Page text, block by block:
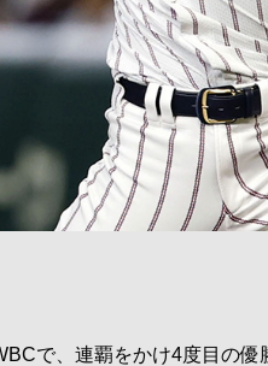
で、連覇をかけ4度目の優